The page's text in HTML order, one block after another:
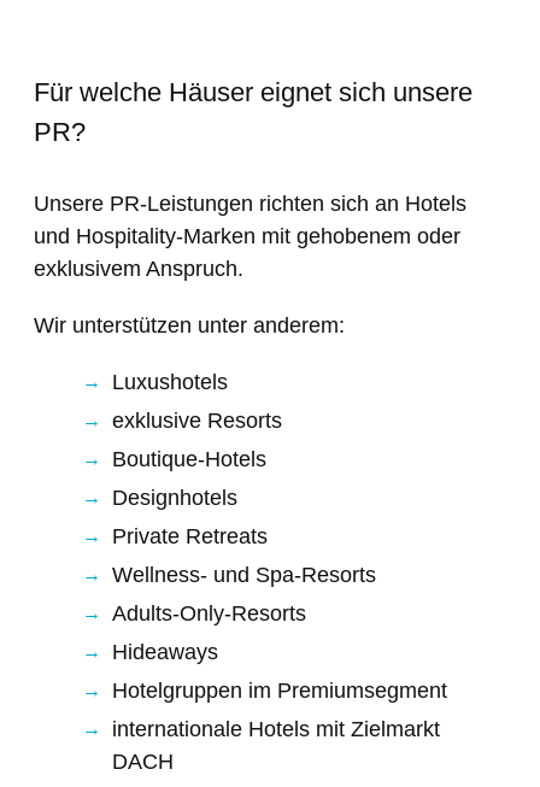
Für welche Häuser eignet sich unsere
PR?
Unsere PR-Leistungen richten sich an Hotels
und Hospitality-Marken mit gehobenem oder
exklusivem Anspruch.
Wir unterstützen unter anderem:
Luxushotels
exklusive Resorts
Boutique-Hotels
Designhotels
Private Retreats
Wellness- und Spa-Resorts
Adults-Only-Resorts
Hideaways
Hotelgruppen im Premiumsegment
internationale Hotels mit Zielmarkt
DACH